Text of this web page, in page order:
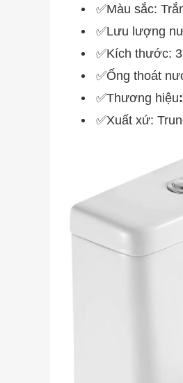
✅Màu sắc:
✅Lưu lượng
✅Kích thước:
✅Ống thoát
✅Thương hiệu:
✅Xuất xứ: